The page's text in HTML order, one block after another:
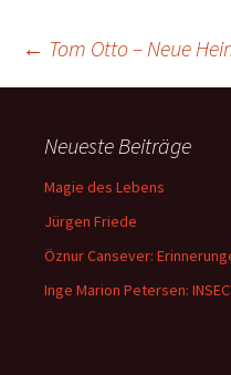
← Tom Otto – Neue
Neueste Beiträge
Magie des Lebens
Jürgen Friede
Öznur Cansever:
Inge Marion Petersen: